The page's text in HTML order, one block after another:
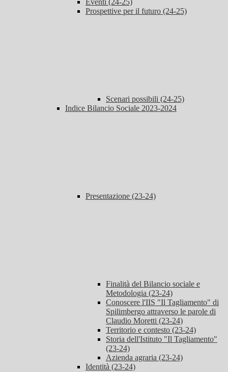
Eventi (24-25)
Prospettive per il futuro (24-25)
Scenari possibili (24-25)
Indice Bilancio Sociale 2023-2024
Presentazione (23-24)
Finalità del Bilancio sociale e
Metodologia (23-24)
Conoscere l'IIS "Il Tagliamento" di
Spilimbergo attraverso le parole di
Claudio Moretti (23-24)
Territorio e contesto (23-24)
Storia dell'Istituto "Il Tagliamento"
(23-24)
Azienda agraria (23-24)
Identità (23-24)